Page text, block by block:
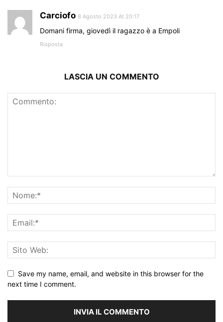
Carciofo 8 Agosto 2023 At 20:17
Domani firma, giovedì il ragazzo è a Empoli
Risposta
LASCIA UN COMMENTO
Save my name, email, and website in this browser for the
next time I comment.